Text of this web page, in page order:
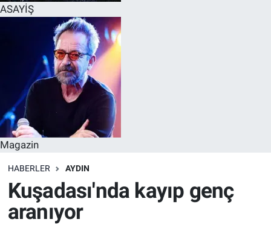
ASAYİŞ
Magazin
HABERLER AYDIN
Kuşadası'nda kayıp genç
aranıyor